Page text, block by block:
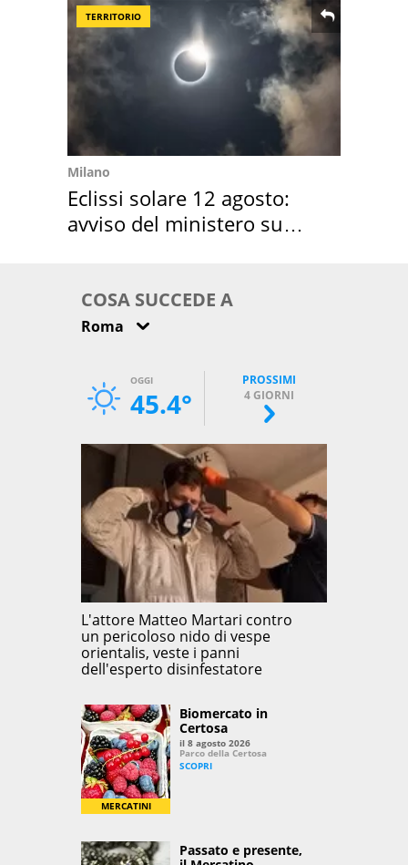
TERRITORIO
Milano
Eclissi solare 12 agosto:
avviso del ministero su